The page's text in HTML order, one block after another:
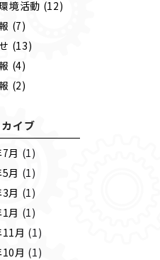
境活動 (12)
(7)
(13)
(4)
(2)
イブ
月 (1)
月 (1)
月 (1)
月 (1)
月 (1)
月 (1)